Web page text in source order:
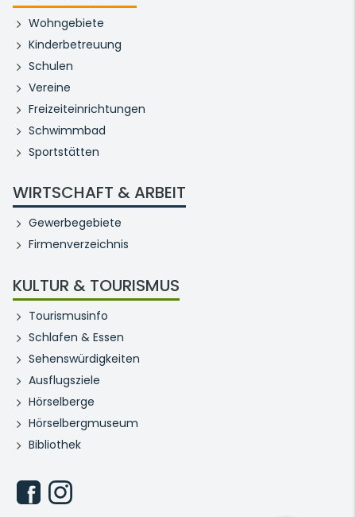
Wohngebiete
Kinderbetreuung
Schulen
Vereine
Freizeiteinrichtungen
Schwimmbad
Sportstätten
WIRTSCHAFT & ARBEIT
Gewerbegebiete
Firmenverzeichnis
KULTUR & TOURISMUS
Tourismusinfo
Schlafen & Essen
Sehenswürdigkeiten
Ausflugsziele
Hörselberge
Hörselbergmuseum
Bibliothek